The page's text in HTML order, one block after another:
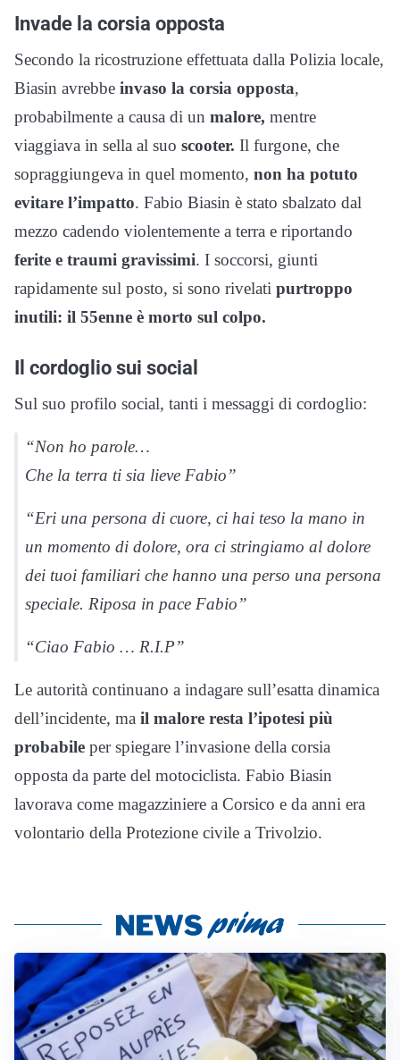
Invade la corsia opposta
Secondo la ricostruzione effettuata dalla Polizia locale,
Biasin avrebbe invaso la corsia opposta,
probabilmente a causa di un malore, mentre
viaggiava in sella al suo scooter. Il furgone, che
sopraggiungeva in quel momento, non ha potuto
evitare l’impatto. Fabio Biasin è stato sbalzato dal
mezzo cadendo violentemente a terra e riportando
ferite e traumi gravissimi. I soccorsi, giunti
rapidamente sul posto, si sono rivelati purtroppo
inutili: il 55enne è morto sul colpo.
Il cordoglio sui social
Sul suo profilo social, tanti i messaggi di cordoglio:
“Non ho parole…
Che la terra ti sia lieve Fabio”
“Eri una persona di cuore, ci hai teso la mano in
un momento di dolore, ora ci stringiamo al dolore
dei tuoi familiari che hanno una perso una persona
speciale. Riposa in pace Fabio”
“Ciao Fabio … R.I.P”
Le autorità continuano a indagare sull’esatta dinamica
dell’incidente, ma il malore resta l’ipotesi più
probabile per spiegare l’invasione della corsia
opposta da parte del motociclista. Fabio Biasin
lavorava come magazziniere a Corsico e da anni era
volontario della Protezione civile a Trivolzio.